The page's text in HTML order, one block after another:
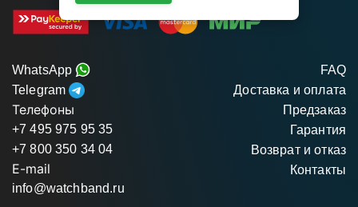
WhatsApp
Telegram
Телефоны
+7 495 975 95 35
+7 800 350 34 04
E-mail
info@watchband.ru
FAQ
Доставка и оплата
Предзаказ
Гарантия
Возврат и отказ
Контакты